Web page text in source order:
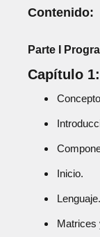
Contenido:
Parte I
Capítulo 1:
Inicio.
Lenguaje.
Matrices